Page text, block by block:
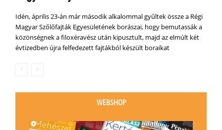
Idén, április 23-án már második alkalommal gyűltek össze a Régi
Magyar Szőlőfajták Egyesületének borászai, hogy bemutassák a
közönségnek a filoxéravész után kipusztult, majd az elmúlt két
évtizedben újra felfedezett fajtákból készült boraikat
WEBSHOP